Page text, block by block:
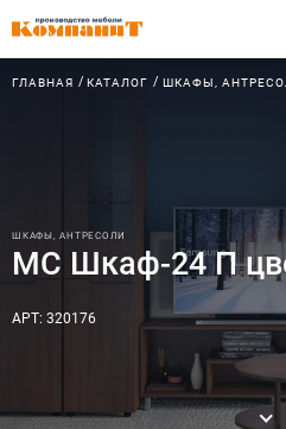
ГЛАВНАЯ КАТАЛОГ ШКАФЫ,
ШКАФЫ, АНТРЕСОЛИ
МС Шкаф-24 П
АРТ: 320176